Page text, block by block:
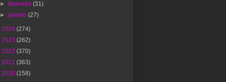
►fevereiro(31)
►janeiro(27)
2024 (274)
2023 (262)
2022 (370)
2021 (363)
2020 (158)